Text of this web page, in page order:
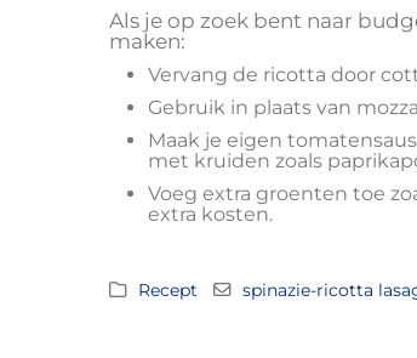
Als je op zoek bent naar
maken:
Vervang de ricotta door
Gebruik in plaats van
Maak je eigen
met kruiden zoals
Voeg extra groenten toe
extra kosten.
Recept spinazie-ricotta